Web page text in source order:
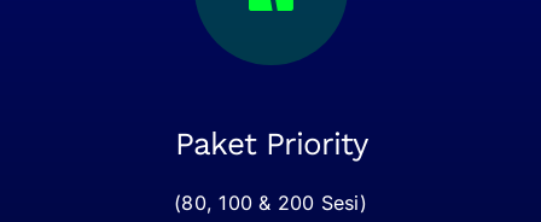
Paket Priority
(80, 100 & 200 Sesi)